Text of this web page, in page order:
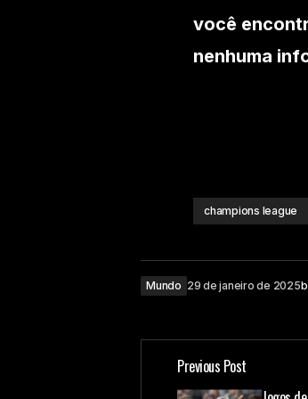
você
nenhuma
champions league
Mundo 29 de janeiro de 2025
Previous Post